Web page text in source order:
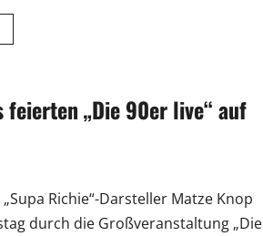
feierten „Die 90er live“ auf
Richie“-Darsteller Matze Knop
durch die Großveranstaltung „Die